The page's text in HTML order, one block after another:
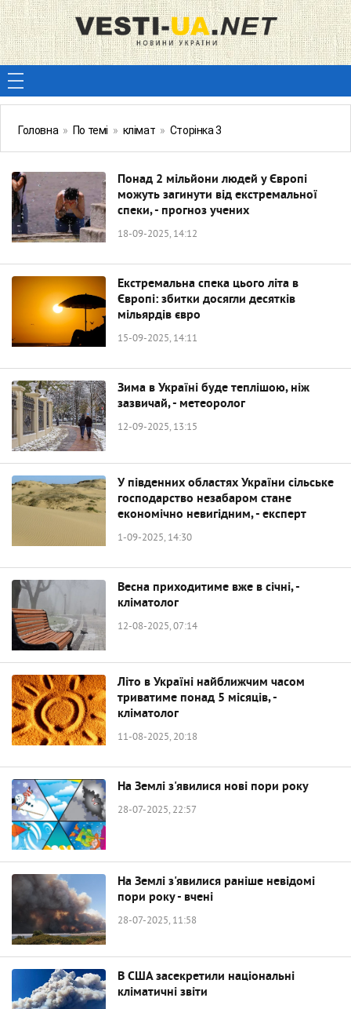
Головна » По темі » клімат » Сторінка 3
Понад 2 мільйони людей у ​​Європі
можуть загинути від екстремальної
спеки, - прогноз учених
18-09-2025, 14:12
Екстремальна спека цього літа в
Європі: збитки досягли десятків
мільярдів євро
15-09-2025, 14:11
Зима в Україні буде теплішою, ніж
зазвичай, - метеоролог
12-09-2025, 13:15
У південних областях України сільське
господарство незабаром стане
економічно невигідним, - експерт
1-09-2025, 14:30
Весна приходитиме вже в січні, -
кліматолог
12-08-2025, 07:14
Літо в Україні найближчим часом
триватиме понад 5 місяців, -
кліматолог
11-08-2025, 20:18
На Землі з'явилися нові пори року
28-07-2025, 22:57
На Землі з'явилися раніше невідомі
пори року - вчені
28-07-2025, 11:58
В США засекретили національні
кліматичні звіти